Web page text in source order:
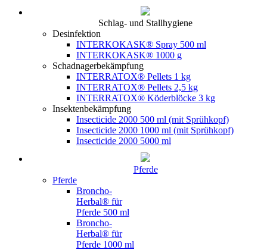
Schlag- und Stallhygiene
Desinfektion
INTERKOKASK® Spray 500 ml
INTERKOKASK® 1000 g
Schadnagerbekämpfung
INTERRATOX® Pellets 1 kg
INTERRATOX® Pellets 2,5 kg
INTERRATOX® Köderblöcke 3 kg
Insektenbekämpfung
Insecticide 2000 500 ml (mit Sprühkopf)
Insecticide 2000 1000 ml (mit Sprühkopf)
Insecticide 2000 5000 ml
Pferde
Pferde
Broncho-
Herbal® für
Pferde 500 ml
Broncho-
Herbal® für
Pferde 1000 ml